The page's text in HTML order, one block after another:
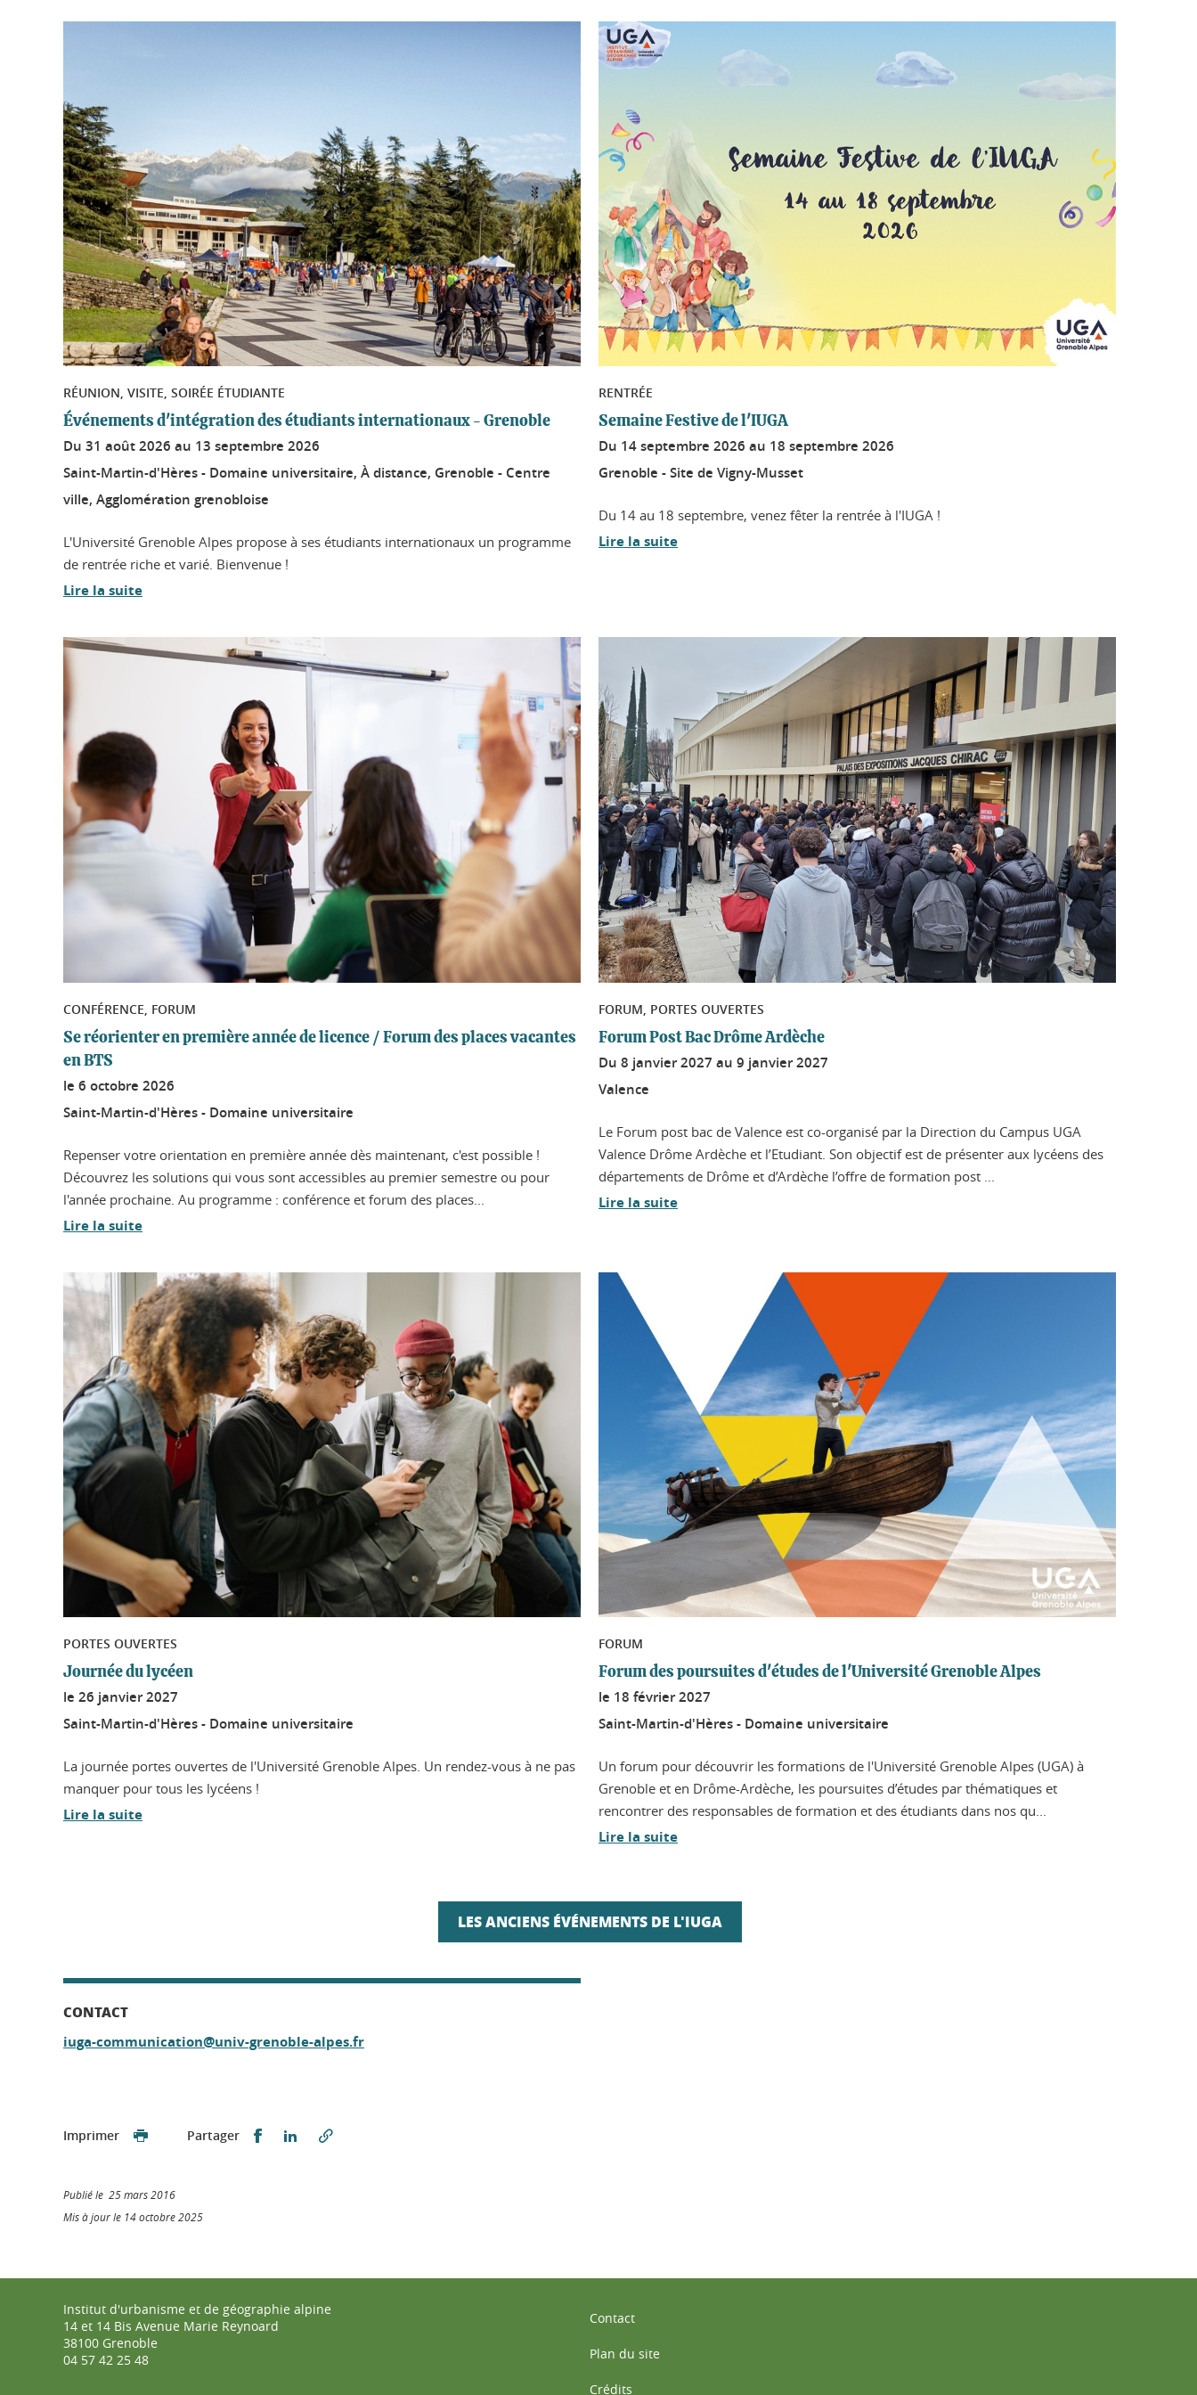
RÉUNION, VISITE, SOIRÉE ÉTUDIANTE
Événements d'intégration des étudiants internationaux - Grenoble
Du 31 août 2026 au 13 septembre 2026
Saint-Martin-d'Hères - Domaine universitaire, À distance, Grenoble - Centre
ville, Agglomération grenobloise
L'Université Grenoble Alpes propose à ses étudiants internationaux un programme
de rentrée riche et varié. Bienvenue !
Lire la suite
RENTRÉE
Semaine Festive de l'IUGA
Du 14 septembre 2026 au 18 septembre 2026
Grenoble - Site de Vigny-Musset
Du 14 au 18 septembre, venez fêter la rentrée à l'IUGA !
Lire la suite
CONFÉRENCE, FORUM
Se réorienter en première année de licence / Forum des places vacantes
en BTS
le 6 octobre 2026
Saint-Martin-d'Hères - Domaine universitaire
Repenser votre orientation en première année dès maintenant, c'est possible !
Découvrez les solutions qui vous sont accessibles au premier semestre ou pour
l'année prochaine. Au programme : conférence et forum des places...
Lire la suite
FORUM, PORTES OUVERTES
Forum Post Bac Drôme Ardèche
Du 8 janvier 2027 au 9 janvier 2027
Valence
Le Forum post bac de Valence est co-organisé par la Direction du Campus UGA
Valence Drôme Ardèche et l’Etudiant. Son objectif est de présenter aux lycéens des
départements de Drôme et d’Ardèche l’offre de formation post ...
Lire la suite
PORTES OUVERTES
Journée du lycéen
le 26 janvier 2027
Saint-Martin-d'Hères - Domaine universitaire
La journée portes ouvertes de l'Université Grenoble Alpes. Un rendez-vous à ne pas
manquer pour tous les lycéens !
Lire la suite
FORUM
Forum des poursuites d'études de l'Université Grenoble Alpes
le 18 février 2027
Saint-Martin-d'Hères - Domaine universitaire
Un forum pour découvrir les formations de l'Université Grenoble Alpes (UGA) à
Grenoble et en Drôme-Ardèche, les poursuites d’études par thématiques et
rencontrer des responsables de formation et des étudiants dans nos qu...
Lire la suite
LES ANCIENS ÉVÉNEMENTS DE L'IUGA
CONTACT
iuga-communication@univ-grenoble-alpes.fr
Imprimer Partager Partager sur Facebook
Partager sur LinkedIn
Publié le 25 mars 2016
Mis à jour le 14 octobre 2025
Institut d'urbanisme et de géographie alpine
14 et 14 Bis Avenue Marie Reynoard
38100 Grenoble
04 57 42 25 48
Contact
Plan du site
Crédits